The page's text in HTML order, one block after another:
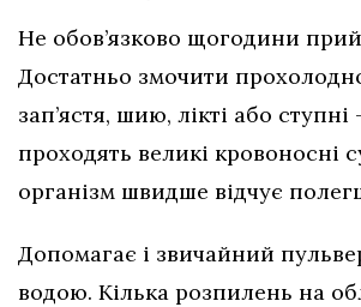
Не обов’язково щогодини
Достатньо змочити
зап’ястя, шию, лікті або ступні
проходять великі кровоносні
організм швидше відчує
Допомагає і звичайний
водою. Кілька розпилень на